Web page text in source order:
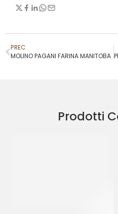
PREC
MOLINO PAGANI FARINA MANITOBA
Prodotti